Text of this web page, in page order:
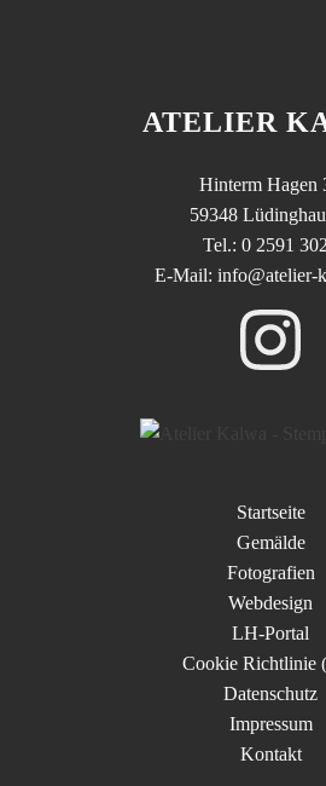
ATELIER
Hinterm Hagen
59348
Tel.: 0 2591
E-Mail: info@atelier-
Startseite
Gemälde
Fotografien
Webdesign
LH-Portal
Cookie Richtlinie
Datenschutz
Impressum
Kontakt